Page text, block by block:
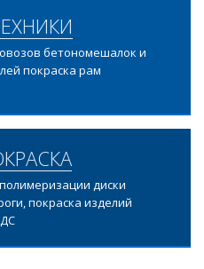
бетономешалок и
покраска рам
диски
покраска изделий